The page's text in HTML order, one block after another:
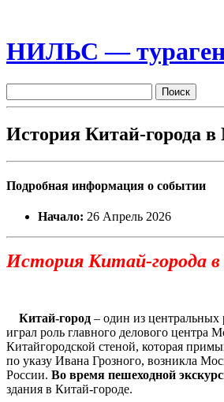
НИЛЬС —
История Китай-города
Подробная информация о событии
Начало: 26 Апрель 2026
История Китай-города в
Китай-город – один из центральных
играл роль главного делового центра
Китайгородской стеной, которая
по указу Ивана Грозного, возникла
России. Во время пешеходной
здания в Китай-городе.